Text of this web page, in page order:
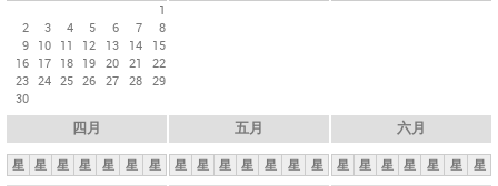
1
2
3 4 5 6 7
8
9 10 11 12 13 14
15
16 17 18 19 20 21
22
23 24 25 26 27 28 29
30
四月
星 星 星 星 星 星 星
五月
星 星 星 星 星 星 星
六月
星 星 星 星 星 星 星